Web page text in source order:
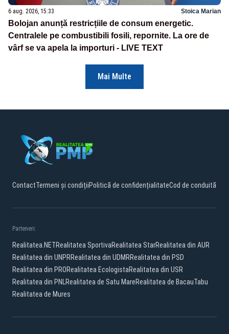
6 aug. 2026, 15:33 Stoica Marian
Bolojan anunță restricțiile de consum energetic.
Centralele pe combustibili fosili, repornite. La ore de
vârf se va apela la importuri - LIVE TEXT
Mai Multe
ContactTermeni și condițiiPolitică de confidențialitateCod de conduită
Parteneri:
Realitatea.NETRealitatea SportivaRealitatea StarRealitatea din AUR
Realitatea din UNPRRealitatea din UDMRRealitatea din PSD
Realitatea din PRORealitatea EcologistaRealitatea din USR
Realitatea din PNLRealitatea de Satu MareRealitatea de BacauTabu
Realitatea de Mures